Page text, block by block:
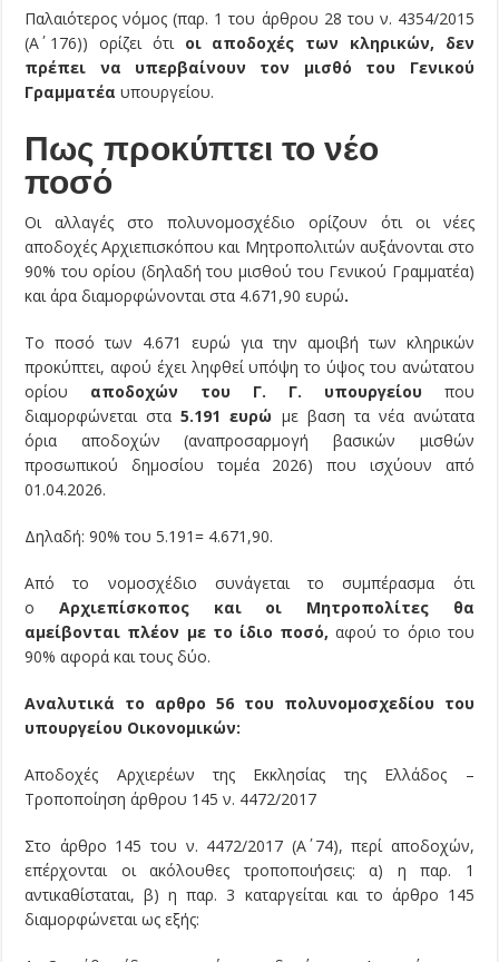
Παλαιότερος νόμος (παρ. 1 του άρθρου 28 του ν. 4354/2015
(Α΄ 176)) ορίζει ότι οι αποδοχές των κληρικών, δεν
πρέπει να υπερβαίνουν τον μισθό του Γενικού
Γραμματέα υπουργείου.
Πως προκύπτει το νέο
ποσό
Οι αλλαγές στο πολυνομοσχέδιο ορίζουν ότι οι νέες
αποδοχές Αρχιεπισκόπου και Μητροπολιτών αυξάνονται στο
90% του ορίου (δηλαδή του μισθού του Γενικού Γραμματέα)
και άρα διαμορφώνονται στα 4.671,90 ευρώ.
Το ποσό των 4.671 ευρώ για την αμοιβή των κληρικών
προκύπτει, αφού έχει ληφθεί υπόψη το ύψος του ανώτατου
ορίου αποδοχών του Γ. Γ. υπουργείου που
διαμορφώνεται στα5.191 ευρώ με βαση τα νέα ανώτατα
όρια αποδοχών (αναπροσαρμογή βασικών μισθών
προσωπικού δημοσίου τομέα 2026) που ισχύουν από
01.04.2026.
Δηλαδή: 90% του 5.191= 4.671,90.
Από το νομοσχέδιο συνάγεται το συμπέρασμα ότι
ο Αρχιεπίσκοπος και οι Μητροπολίτες θα
αμείβονται πλέον με το ίδιο ποσό, αφού το όριο του
90% αφορά και τους δύο.
Αναλυτικά το αρθρο 56 του πολυνομοσχεδίου του
υπουργείου Οικονομικών:
Αποδοχές Αρχιερέων της Εκκλησίας της Ελλάδος –
Τροποποίηση άρθρου 145 ν. 4472/2017
Στο άρθρο 145 του ν. 4472/2017 (Α΄ 74), περί αποδοχών,
επέρχονται οι ακόλουθες τροποποιήσεις: α) η παρ. 1
αντικαθίσταται, β) η παρ. 3 καταργείται και το άρθρο 145
διαμορφώνεται ως εξής: